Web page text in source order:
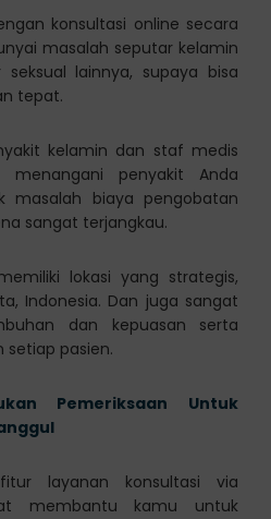
konsultasi online secara
masalah seputar kelamin
lainnya, supaya bisa
tepat.
kelamin dan staf medis
menangani penyakit Anda
masalah biaya pengobatan
sangat terjangkau.
lokasi yang strategis,
Indonesia. Dan juga sangat
dan kepuasan serta
pasien.
Pemeriksaan Untuk
layanan konsultasi via
membantu kamu untuk